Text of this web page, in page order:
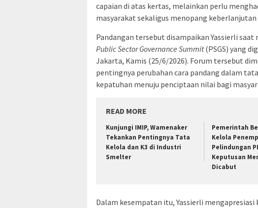
capaian di atas kertas, melainkan perlu
masyarakat sekaligus menopang
Pandangan tersebut disampaikan Yassierli
Public Sector Governance Summit(PSGS) yang
Jakarta, Kamis (25/6/2026). Forum tersebut
pentingnya perubahan cara pandang dalam
kepatuhan menuju penciptaan nilai bagi
READ MORE
Kunjungi IMIP, Wamenaker
Tekankan Pentingnya Tata
Kelola dan K3 di Industri
Smelter
Pemerintah
Kelola
Pelindungan
Keputusan
Dicabut
Dalam kesempatan itu, Yassierli